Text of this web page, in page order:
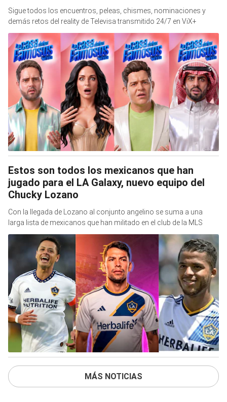
Sigue todos los encuentros, peleas, chismes, nominaciones y
demás retos del reality de Televisa transmitido 24/7 en ViX+
Estos son todos los mexicanos que han
jugado para el LA Galaxy, nuevo equipo del
Chucky Lozano
Con la llegada de Lozano al conjunto angelino se suma a una
larga lista de mexicanos que han militado en el club de la MLS
MÁS NOTICIAS